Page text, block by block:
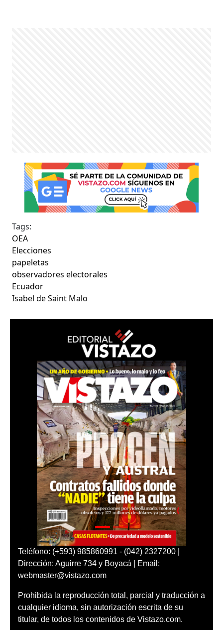
Tags:
OEA
Elecciones
papeletas
observadores electorales
Ecuador
Isabel de Saint Malo
Teléfono: (+593) 985860991 - (042) 2327200 |
Dirección: Aguirre 734 y Boyacá | Email:
webmaster@vistazo.com
Prohibida la reproducción total, parcial y traducción a
cualquier idioma, sin autorización escrita de su
titular, de todos los contenidos de Vistazo.com.